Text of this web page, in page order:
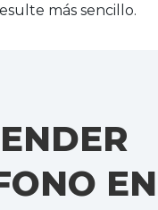
más sencillo.
EN